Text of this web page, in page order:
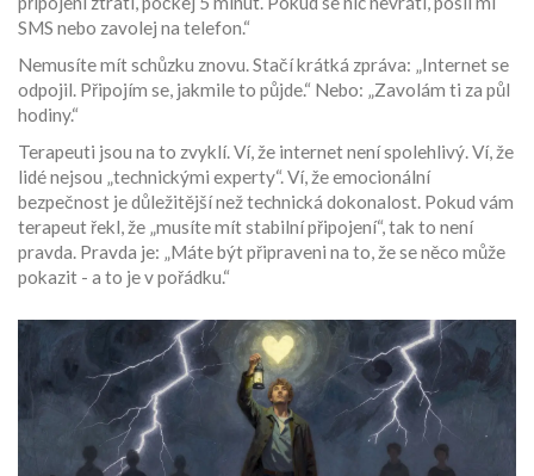
SMS nebo zavolej na telefon.“
Nemusíte mít schůzku znovu. Stačí krátká zpráva: „Internet se
odpojil. Připojím se, jakmile to půjde.“ Nebo: „Zavolám ti za půl
hodiny.“
Terapeuti jsou na to zvyklí. Ví, že internet není spolehlivý. Ví, že
lidé nejsou „technickými experty“. Ví, že emocionální
bezpečnost je důležitější než technická dokonalost. Pokud vám
terapeut řekl, že „musíte mít stabilní připojení“, tak to není
pravda. Pravda je: „Máte být připraveni na to, že se něco může
pokazit - a to je v pořádku.“